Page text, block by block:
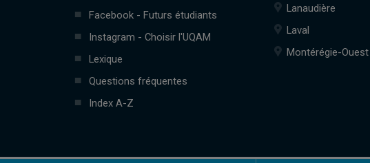
Facebook - Futurs étudiants
Instagram - Choisir l'UQAM
Lexique
Questions fréquentes
Index A-Z
Lanaudière
Laval
Montérégie-Ouest